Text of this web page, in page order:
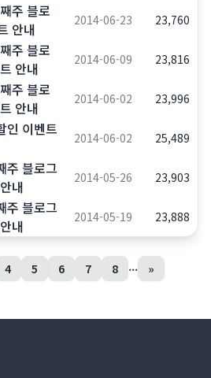
주 블로
안내
2014-06-23 23,760
주 블로
안내
2014-06-09 23,816
주 블로
안내
2014-06-02 23,996
인 이벤트
2014-06-02 25,489
주 블로그
내
2014-05-26 23,903
주 블로그
내
2014-05-19 23,888
4 5 6 7 8 ... »